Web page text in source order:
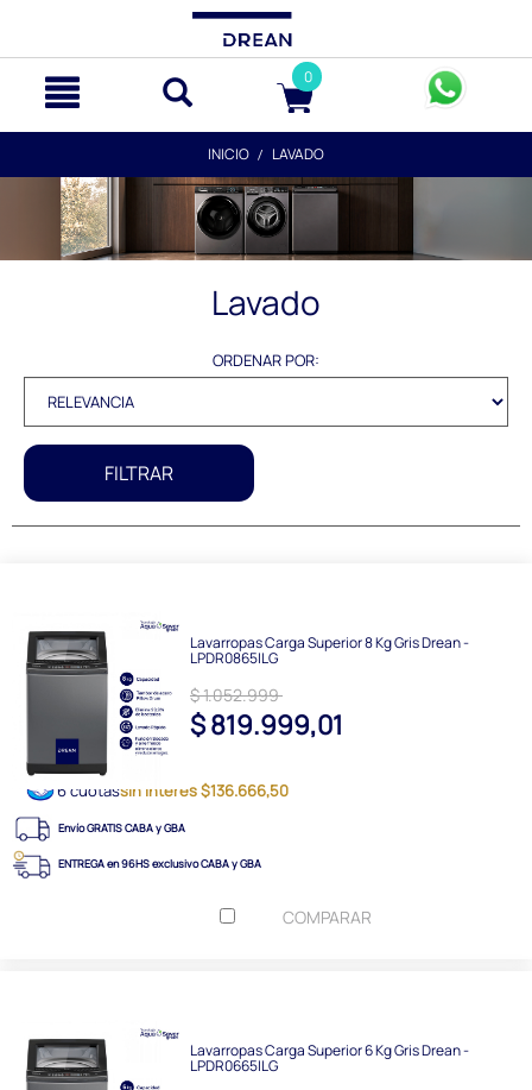
0
INICIO LAVADO
Lavado
ORDENAR POR:
FILTRAR
Lavarropas Carga Superior 8 Kg Gris Drean -
LPDR0865ILG
$ 1.052.999
$ 819.999,01
6 cuotassin interés $136.666,50
Envío GRATIS CABA y GBA
ENTREGA en 96HS exclusivo CABA y GBA
COMPARAR
Lavarropas Carga Superior 6 Kg Gris Drean -
LPDR0665ILG